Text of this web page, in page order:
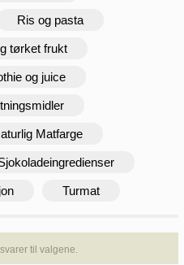
Ris og pasta
tørket frukt
og juice
Matfarge
Turmat
til valgene.